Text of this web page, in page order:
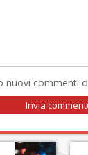
nuovi commenti o